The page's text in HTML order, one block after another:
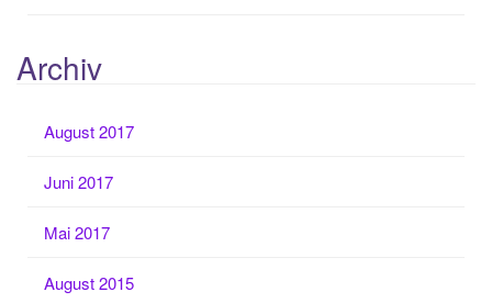
Archiv
August 2017
Juni 2017
Mai 2017
August 2015